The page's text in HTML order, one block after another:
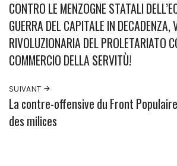
CONTRO LE MENZOGNE STATALI
GUERRA DEL CAPITALE IN DECADENZA,
RIVOLUZIONARIA DEL PROLETARIATO
COMMERCIO DELLA SERVITÙ!
SUIVANT
La contre-offensive du Front
des milices